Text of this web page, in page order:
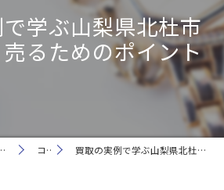
学ぶ山梨県北杜市
るためのポイント
取大吉 韮崎駅前店 コラム 買取の実例で学ぶ山梨県北杜市で車を高く売るためのポイント